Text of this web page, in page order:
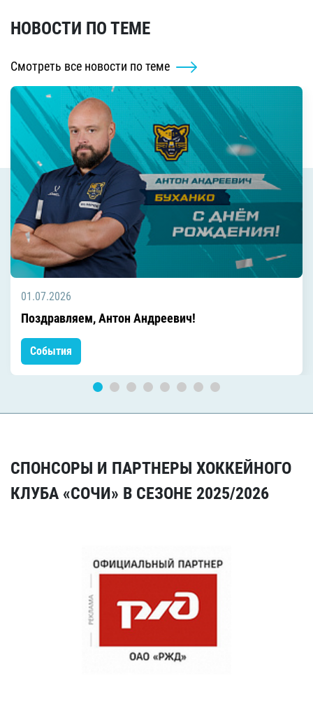
НОВОСТИ ПО ТЕМЕ
Смотреть все новости по теме
01.07.2026
Поздравляем, Антон Андреевич!
События
СПОНСОРЫ И ПАРТНЕРЫ ХОККЕЙНОГО
КЛУБА «СОЧИ» В СЕЗОНЕ 2025/2026